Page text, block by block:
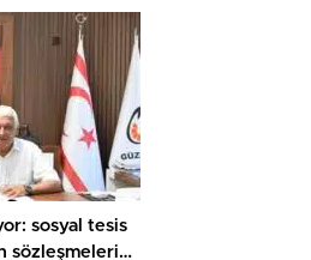
sosyal tesis
sözleşmeleri